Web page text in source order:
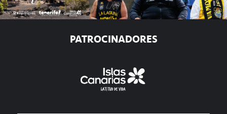
PATROCINADORES